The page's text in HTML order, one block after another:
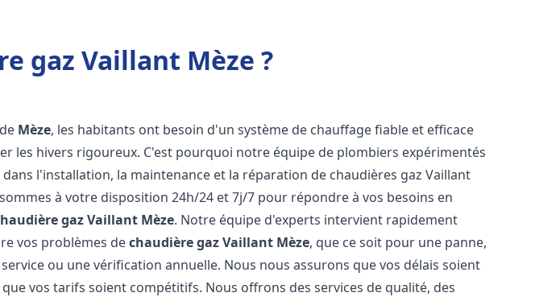
gaz Vaillant Mèze ?
Mèze, les habitants ont besoin d'un système de chauffage fiable et efficace
les hivers rigoureux. C'est pourquoi notre équipe de plombiers expérimentés
dans l'installation, la maintenance et la réparation de chaudières gaz Vaillant
à votre disposition 24h/24 et 7j/7 pour répondre à vos besoins en
gaz Vaillant Mèze. Notre équipe d'experts intervient rapidement
vos problèmes dechaudière gaz Vaillant Mèze, que ce soit pour une panne,
ou une vérification annuelle. Nous nous assurons que vos délais soient
vos tarifs soient compétitifs. Nous offrons des services de qualité, des